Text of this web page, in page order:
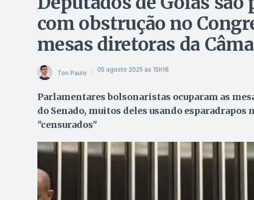
com obstrução no
mesas diretoras da
Ton Paulo 05 agosto 2025 às 15h16
Parlamentares bolsonaristas ocuparam as
do Senado, muitos deles usando
"censurados"